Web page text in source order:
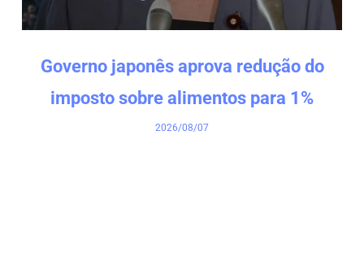
Governo japonês aprova redução do
imposto sobre alimentos para 1%
2026/08/07